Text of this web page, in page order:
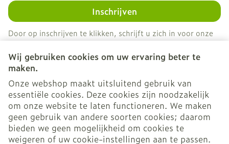
Wij gebruiken cookies om uw ervaring beter te
maken.
Onze webshop maakt uitsluitend gebruik van
essentiële cookies. Deze cookies zijn noodzakelijk
om onze website te laten functioneren. We maken
geen gebruik van andere soorten cookies; daarom
bieden we geen mogelijkheid om cookies te
weigeren of uw cookie-instellingen aan te passen.
Inschrijven
Door op inschrijven te klikken, schrijft u zich in voor onze
nieuwsbrief en gaat u akkoord met onzeprivacy policy.